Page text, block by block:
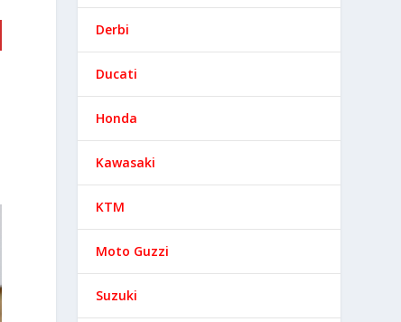
Derbi
Ducati
Honda
Kawasaki
KTM
Moto Guzzi
Suzuki